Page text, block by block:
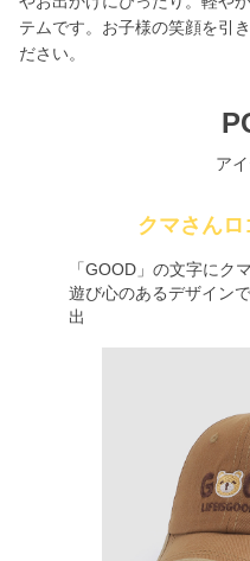
テムです。お子様の笑顔を引
ださい。
ア
クマさん
「GOOD」の文字にク
遊び心のあるデザイン
出